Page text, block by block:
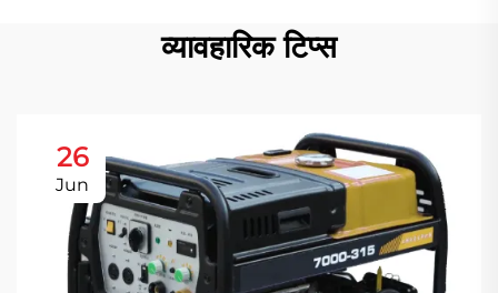
व्यावहारिक टिप्स
26
Jun